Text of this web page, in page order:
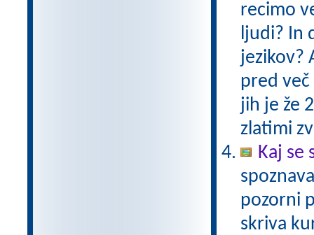
recimo
ljudi? In
jezikov?
pred
jih je že
zlatimi
Kaj se
pozorni
skriva